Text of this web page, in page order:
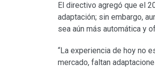
El directivo agregó que el
adaptación; sin embargo,
sea aún más automática y
“La experiencia de hoy no
mercado, faltan